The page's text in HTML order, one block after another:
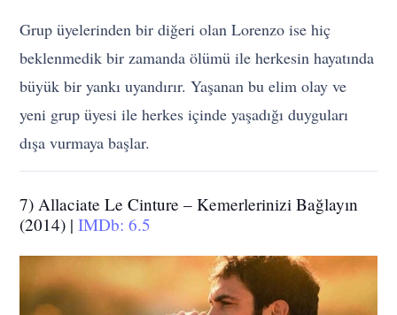
Grup üyelerinden bir diğeri olan Lorenzo ise hiç
beklenmedik bir zamanda ölümü ile herkesin hayatında
büyük bir yankı uyandırır. Yaşanan bu elim olay ve
yeni grup üyesi ile herkes içinde yaşadığı duyguları
dışa vurmaya başlar.
7) Allaciate Le Cinture – Kemerlerinizi Bağlayın
(2014) |IMDb: 6.5